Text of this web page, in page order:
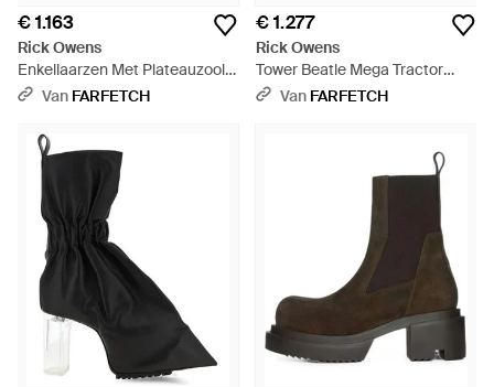
€ 1.163
Rick Owens
Enkellaarzen Met Plateauzool -
Zwart
Van FARFETCH
€ 1.277
Rick Owens
Tower Beatle Mega Tractor
Enkellaarzen - Zwart
Van FARFETCH